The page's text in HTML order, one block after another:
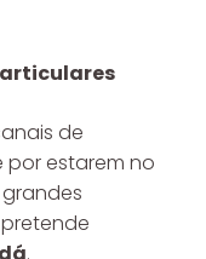
de
por estarem no